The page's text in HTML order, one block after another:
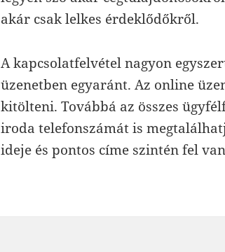
akár csak lelkes érdeklődőkről.
A kapcsolatfelvétel nagyon
üzenetben egyaránt. Az online
kitölteni. Továbbá az összes
iroda telefonszámát is
ideje és pontos címe szintén fel